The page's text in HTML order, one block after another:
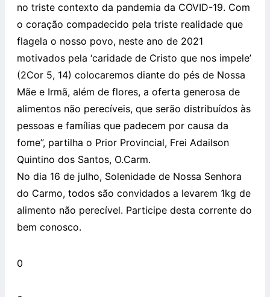
no triste contexto da pandemia da COVID-19. Com
o coração compadecido pela triste realidade que
flagela o nosso povo, neste ano de 2021
motivados pela ‘caridade de Cristo que nos impele’
(2Cor 5, 14) colocaremos diante do pés de Nossa
Mãe e Irmã, além de flores, a oferta generosa de
alimentos não perecíveis, que serão distribuídos às
pessoas e famílias que padecem por causa da
fome”, partilha o Prior Provincial, Frei Adailson
Quintino dos Santos, O.Carm.
No dia 16 de julho, Solenidade de Nossa Senhora
do Carmo, todos são convidados a levarem 1kg de
alimento não perecível. Participe desta corrente do
bem conosco.
0